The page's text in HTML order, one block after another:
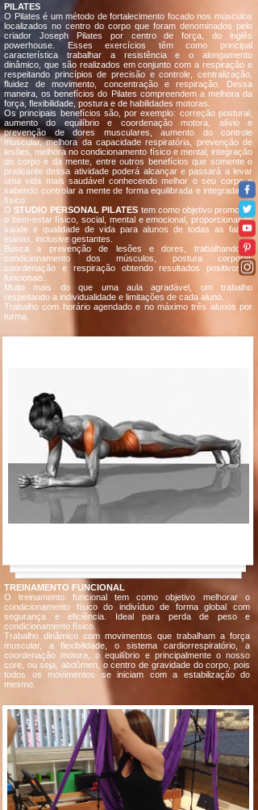
TREINAMENTO FUNCIONAL
O treinamento funcional tem como objetivo melhorar o
condicionamento físico do indivíduo de forma global com
segurança e eficiência. Ideal para perda de peso e
condicionamento físico.
Trabalho dinâmico com movimentos que trabalham a força
muscular, a flexibilidade, o sistema cardiorrespiratório, a
coordenação motora, o equilíbrio e principalmente o nosso
core, ou seja, abdômen, o centro de gravidade do corpo, pois
todos os movimentos se iniciam com a estabilização do
mesmo.
PILATES
O Pilates é um método de fortalecimento focado nos músculos
localizados no centro do corpo que foram denominados pelo
criador Joseph Pilates por centro de força, do inglês
powerhouse. Esses exercícios têm como principal
característica trabalhar a resistência e o alongamento
dinâmico, que são realizados em conjunto com a respiração e
respeitando princípios de precisão e controle, centralização,
fluidez de movimento, concentração e respiração. Dessa
maneira, os benefícios do Pilates compreendem a melhora da
força, flexibilidade, postura e de habilidades motoras.
Os principais benefícios são, por exemplo: correção postural,
aumento do equilíbrio e coordenação motora, alívio e
prevenção de dores musculares, aumento do controle
muscular, melhora da capacidade respiratória, prevenção de
lesões, melhora no condicionamento físico e mental, integração
do corpo e da mente, entre outros benefícios que somente o
praticante dessa atividade poderá alcançar e passará a levar
uma vida mais saudável conhecendo melhor o seu corpo e
sabendo controlar a mente de forma equilibrada e integrada ao
físico.
OSTUDIO PERSONAL PILATES tem como objetivo promover
o bem-estar físico, social, mental e emocional, proporcionando
saúde e qualidade de vida para alunos de todas as faixas
etárias, inclusive gestantes.
Busca a prevenção de lesões e dores, trabalhando o
condicionamento dos músculos, postura corporal,
coordenação e respiração obtendo resultados positivos e
funcionais.
Muito mais do que uma aula agradável, um trabalho
respeitando a individualidade e limitações de cada aluno.
Trabalho com horário agendado e no máximo três alunos por
turma.